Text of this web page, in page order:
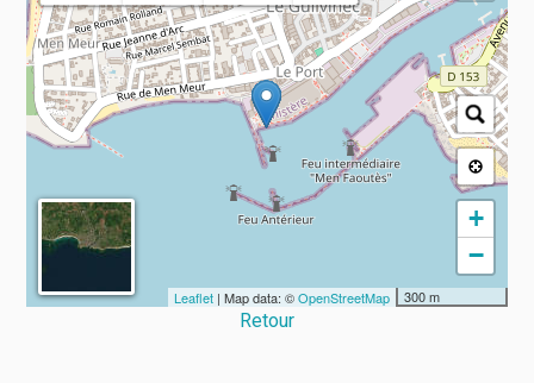
+
−
300 m
Leaflet| Map data: ©OpenStreetMap
Retour